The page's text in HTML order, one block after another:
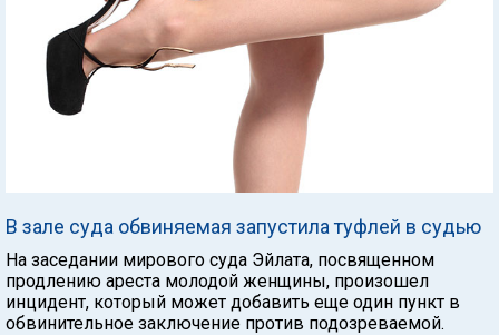
В зале суда обвиняемая запустила туфлей в судью
На заседании мирового суда Эйлата, посвященном
продлению ареста молодой женщины, произошел
инцидент, который может добавить еще один пункт в
обвинительное заключение против подозреваемой.